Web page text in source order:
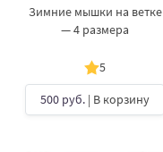
Зимние мышки на ветке
— 4 размера
5
500 руб. | В корзину